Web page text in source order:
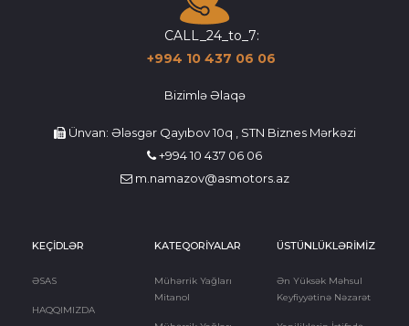
CALL_24_to_7:
+994 10 437 06 06
Bizimlə Əlaqə
Ünvan: Ələsgər Qayıbov 10q , STN Biznes Mərkəzi
+994 10 437 06 06
m.namazov@asmotors.az
KEÇİDLƏR
ƏSAS
HAQQIMIZDA
KATEQORİYALAR
Mühərrik Yağları
Mitanol
ÜSTÜNLÜKLƏRİMİZ
Ən Yüksək Məhsul
Keyfiyyətinə Nəzarət